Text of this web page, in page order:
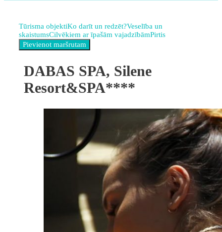
Tūrisma objektiKo darīt un redzēt?Veselība un
skaistumsCilvēkiem ar īpašām vajadzībāmPirtis
DABAS SPA, Silene
Resort&SPA****